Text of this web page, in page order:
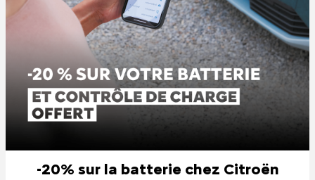
-20% sur la batterie chez Citroën